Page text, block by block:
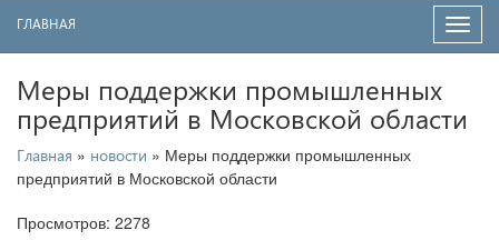
ГЛАВНАЯ
Меры поддержки промышленных
предприятий в Московской области
Главная » новости » Меры поддержки промышленных
предприятий в Московской области
Просмотров: 2278